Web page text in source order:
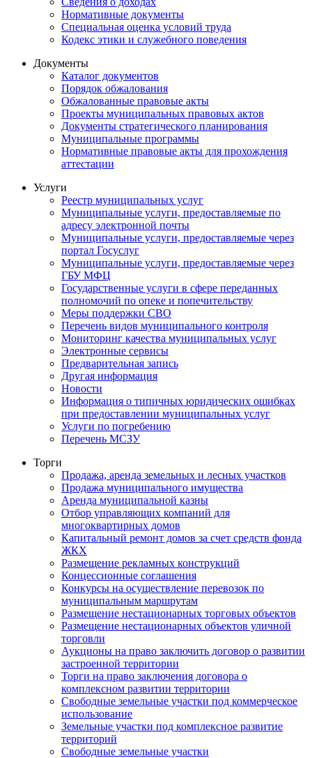
Нормативные документы
Специальная оценка условий труда
Кодекс этики и служебного поведения
Документы
Каталог документов
Порядок обжалования
Обжалованные правовые акты
Проекты муниципальных правовых актов
Документы стратегического планирования
Муниципальные программы
Нормативные правовые акты для прохождения
аттестации
Услуги
Реестр муниципальных услуг
Муниципальные услуги, предоставляемые по
адресу электронной почты
Муниципальные услуги, предоставляемые через
портал Госуслуг
Муниципальные услуги, предоставляемые через
ГБУ МФЦ
Государственные услуги в сфере переданных
полномочий по опеке и попечительству
Меры поддержки СВО
Перечень видов муниципального контроля
Мониторинг качества муниципальных услуг
Электронные сервисы
Предварительная запись
Другая информация
Новости
Информация о типичных юридических ошибках
при предоставлении муниципальных услуг
Услуги по погребению
Перечень МСЗУ
Торги
Продажа, аренда земельных и лесных участков
Продажа муниципального имущества
Аренда муниципальной казны
Отбор управляющих компаний для
многоквартирных домов
Капитальный ремонт домов за счет средств фонда
ЖКХ
Размещение рекламных конструкций
Концессионные соглашения
Конкурсы на осуществление перевозок по
муниципальным маршрутам
Размещение нестационарных торговых объектов
Размещение нестационарных объектов уличной
торговли
Аукционы на право заключить договор о развитии
застроенной территории
Торги на право заключения договора о
комплексном развитии территории
Свободные земельные участки под коммерческое
использование
Земельные участки под комплексное развитие
территорий
Свободные земельные участки